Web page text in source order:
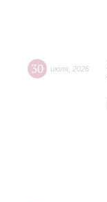
30 июля 2026